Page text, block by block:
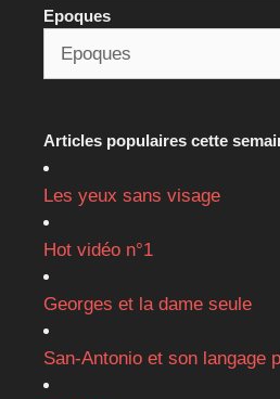
Epoques
Articles populaires cette
Les yeux sans visage
Hot vidéo n°1
Georges et la dame seule
San-Antonio et son langage